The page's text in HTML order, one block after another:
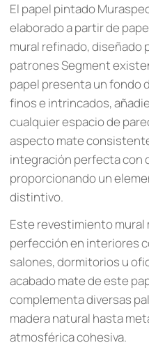
El papel pintado
elaborado a partir de
mural refinado, diseñado
patrones Segment
papel presenta un fondo
finos e intrincados,
cualquier espacio de
aspecto mate
integración perfecta con
proporcionando un
distintivo.
Este revestimiento mural
perfección en interiores
salones, dormitorios u
acabado mate de este
complementa diversas
madera natural hasta
atmosférica cohesiva.